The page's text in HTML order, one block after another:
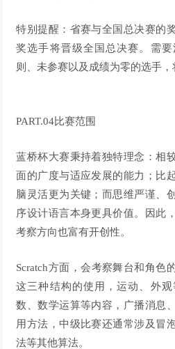
特别提醒： 省赛与全国总决赛的
奖选手将晋级全国总决赛。需
则、未参赛以及成绩为零的选手，
PART.04比赛范围
蓝桥杯大赛秉持着独特理念：相
面的广度与适应发展的能力；比
脑灵活更为关键；而思维严谨、
序设计语言本身更具价值。因此
考察方向也富有开创性。
Scratch方面，会考察舞台和角色
这三种结构的使用，运动、外
数、数学运算等内容，广播消息
用方法，中级比赛还通常涉及冒
法等其他算法。